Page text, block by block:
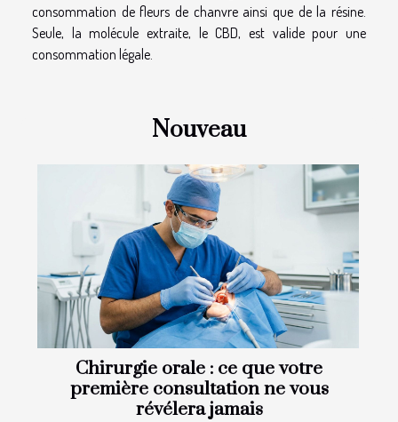
consommation de fleurs de chanvre ainsi que de la résine.
Seule, la molécule extraite, le CBD, est valide pour une
consommation légale.
Nouveau
Chirurgie orale : ce que votre
première consultation ne vous
révélera jamais